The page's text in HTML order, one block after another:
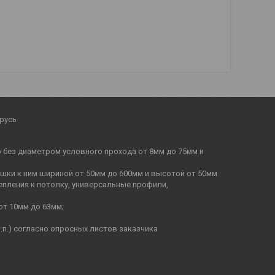
без диаметром условного прохода от 8мм до 75мм и
к ним шириной от 50мм до 600мм и высотой от 50мм
к потолку, универсальные профили,
10мм до 63мм;
согласно опросных листов заказчика